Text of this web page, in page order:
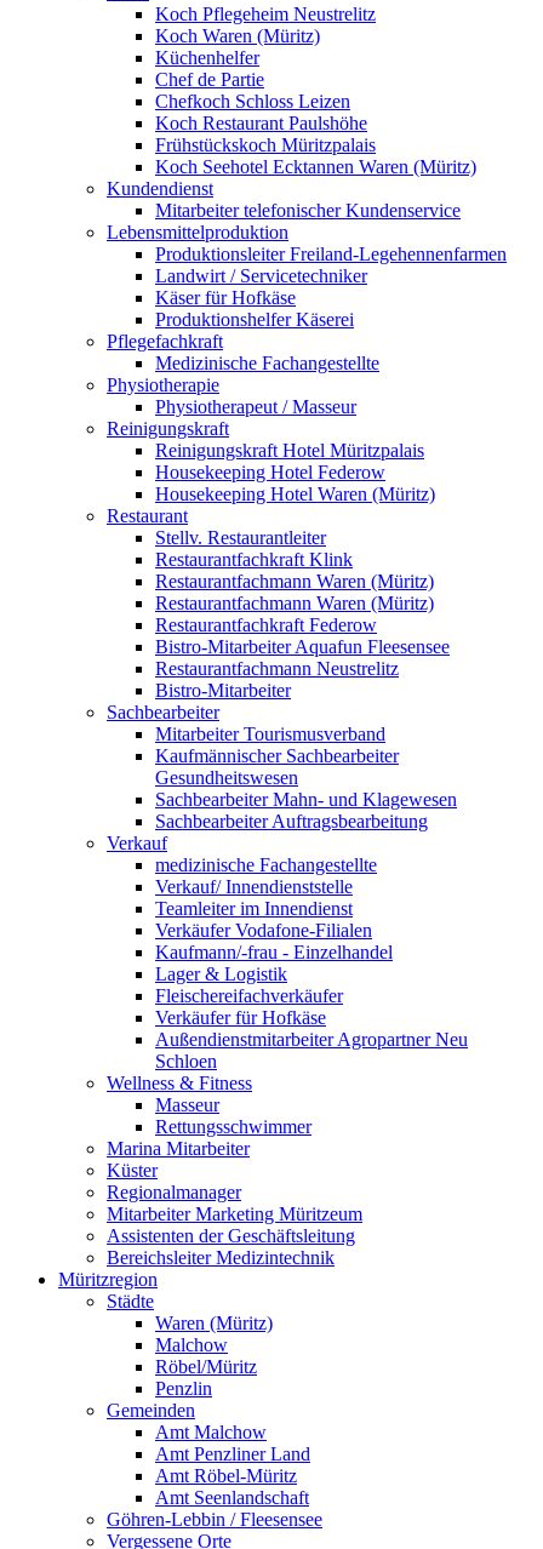
Koch Pflegeheim Neustrelitz
Koch Waren (Müritz)
Küchenhelfer
Chef de Partie
Chefkoch Schloss Leizen
Koch Restaurant Paulshöhe
Frühstückskoch Müritzpalais
Koch Seehotel Ecktannen Waren (Müritz)
Kundendienst
Mitarbeiter telefonischer Kundenservice
Lebensmittelproduktion
Produktionsleiter Freiland-Legehennenfarmen
Landwirt / Servicetechniker
Käser für Hofkäse
Produktionshelfer Käserei
Pflegefachkraft
Medizinische Fachangestellte
Physiotherapie
Physiotherapeut / Masseur
Reinigungskraft
Reinigungskraft Hotel Müritzpalais
Housekeeping Hotel Federow
Housekeeping Hotel Waren (Müritz)
Restaurant
Stellv. Restaurantleiter
Restaurantfachkraft Klink
Restaurantfachmann Waren (Müritz)
Restaurantfachmann Waren (Müritz)
Restaurantfachkraft Federow
Bistro-Mitarbeiter Aquafun Fleesensee
Restaurantfachmann Neustrelitz
Bistro-Mitarbeiter
Sachbearbeiter
Mitarbeiter Tourismusverband
Kaufmännischer Sachbearbeiter
Gesundheitswesen
Sachbearbeiter Mahn- und Klagewesen
Sachbearbeiter Auftragsbearbeitung
Verkauf
medizinische Fachangestellte
Verkauf/ Innendienststelle
Teamleiter im Innendienst
Verkäufer Vodafone-Filialen
Kaufmann/-frau - Einzelhandel
Lager & Logistik
Fleischereifachverkäufer
Verkäufer für Hofkäse
Außendienstmitarbeiter Agropartner Neu
Schloen
Wellness & Fitness
Masseur
Rettungsschwimmer
Marina Mitarbeiter
Küster
Regionalmanager
Mitarbeiter Marketing Müritzeum
Assistenten der Geschäftsleitung
Bereichsleiter Medizintechnik
Müritzregion
Städte
Waren (Müritz)
Malchow
Röbel/Müritz
Penzlin
Gemeinden
Amt Malchow
Amt Penzliner Land
Amt Röbel-Müritz
Amt Seenlandschaft
Göhren-Lebbin / Fleesensee
Vergessene Orte